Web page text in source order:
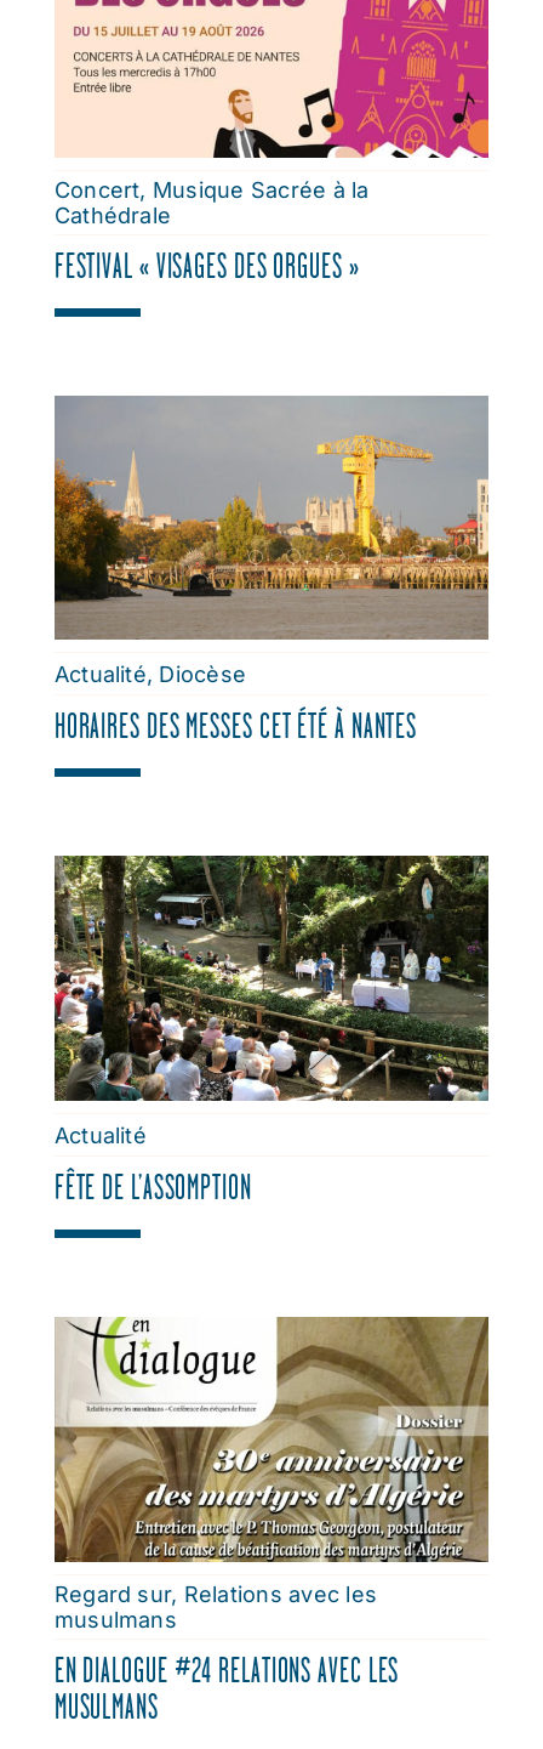
Concert, Musique Sacrée à la
Cathédrale
FESTIVAL « VISAGES DES ORGUES »
Actualité, Diocèse
HORAIRES DES MESSES CET ÉTÉ À NANTES
Actualité
FÊTE DE L’ASSOMPTION
Regard sur, Relations avec les
musulmans
EN DIALOGUE #24 RELATIONS AVEC LES
MUSULMANS